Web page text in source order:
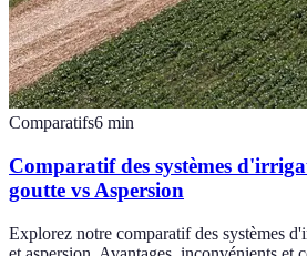
Comparatifs6 min
Comparatif des systèmes
goutte vs Aspersion
Explorez notre comparatif des systèmes